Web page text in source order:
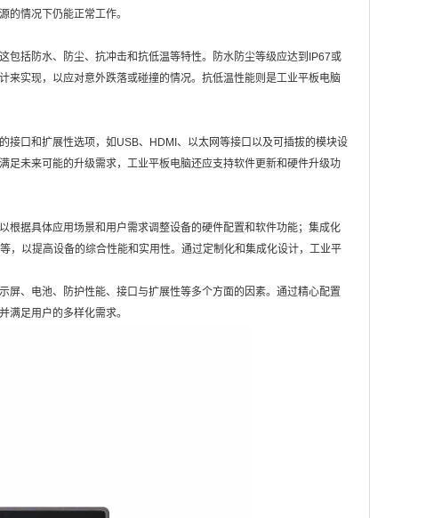
的情况下仍能正常工作。
包括防水、防尘、抗冲击和抗低温等特性。防水防尘等级应达到IP67或
来实现，以应对意外跌落或碰撞的情况。抗低温性能则是工业平板电脑
接口和扩展性选项，如USB、HDMI、以太网等接口以及可插拔的模块设
未来可能的升级需求，工业平板电脑还应支持软件更新和硬件升级功
据具体应用场景和用户需求调整设备的硬件配置和软件功能；集成化
，以提高设备的综合性能和实用性。通过定制化和集成化设计，工业平
屏、电池、防护性能、接口与扩展性等多个方面的因素。通过精心配置
满足用户的多样化需求。